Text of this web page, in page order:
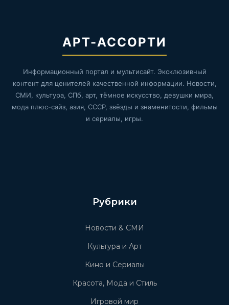
АРТ-АССОРТИ
Информационный портал и мультисайт. Эксклюзивный
контент для ценителей качественной информации. Новости,
СМИ, культура, СПб, арт, тёмное искусство, девушки мира,
мода плюс-сайз, азия, СССР, звёзды и знаменитости, фильмы
и сериалы, игры.
Рубрики
Новости & СМИ
Культура и Арт
Кино и Сериалы
Красота, Мода и Стиль
Игровой мир